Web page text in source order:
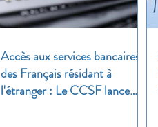
Accès aux services bancaires
des Français résidant à
l'étranger : Le CCSF lance